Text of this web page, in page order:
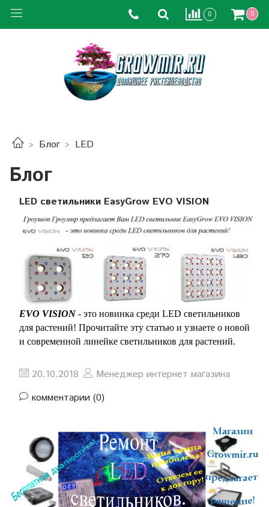
0 0
Блог LED
Блог
LED светильники EasyGrow EVO VISION
EVO VISION - это новинка среди LED светильников
для растений! Прочитайте эту статью и узнаете о новой
и современной линейке светильников для растений.
20.10.2018
Менеджер интернет магазина
комментарии (0)